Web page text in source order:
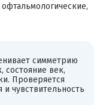
симметрию
состояние век,
Проверяется
и чувствительность